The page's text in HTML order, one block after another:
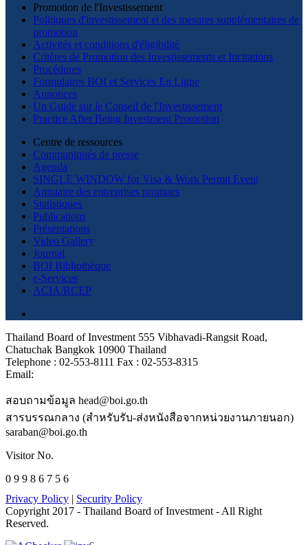
Promotion de l'Investissement
Politiques d'investissement et des mesures supplémentaires de
promotion
Activités et conditions d'éligibilité
Critères de Promotion des Investissements et Incitations
Procédures
Formulaires BOI et Services En Ligne
Annonces
Un Guide sur le Conseil de l'Investissement
Practice After Being Investment Promotion
Centre de ressources
Communiqués de presse
Agenda
SINGLE WINDOW for Visa & Work Permit Event
Annuaire des entreprises promues
Statistiques
Publications
Présentations
Video Gallery
Journal
BOI Bibliothèque
e-Services
ACIA/RCEP
Thailand Board of Investment 555 Vibhavadi-Rangsit Road,
Chatuchak Bangkok 10900 Thailand
Telephone : 02-553-8111 Fax : 02-553-8315
Email:
สอบถามข้อมูล head@boi.go.th
สารบรรณกลาง (สำหรับรับ-ส่งหนังสือจากหน่วยงานภายนอก)
saraban@boi.go.th
Visitor No.
0 9 9 8 6 7 5 6
Privacy Policy | Security Policy
Copyright 2017 - Thailand Board of Investment - All Right
Reserved.